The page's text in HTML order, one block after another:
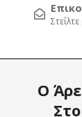
Navigation
Ο